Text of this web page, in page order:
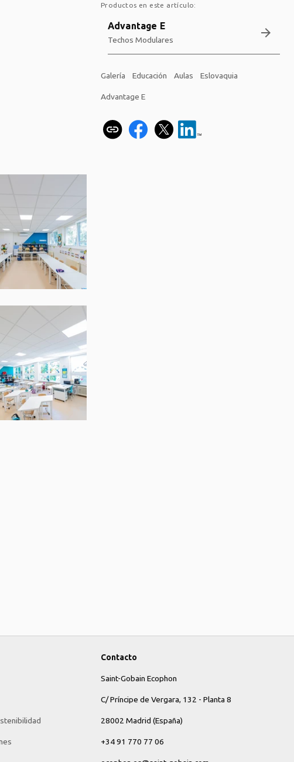
Productos en este artículo:
Advantage E
Techos Modulares arrow_forward
Galería Educación Aulas Eslovaquia
Advantage E
Contacto
Saint-Gobain Ecophon
C/ Príncipe de Vergara, 132 - Planta 8
28002 Madrid (España)
+34 91 770 77 06